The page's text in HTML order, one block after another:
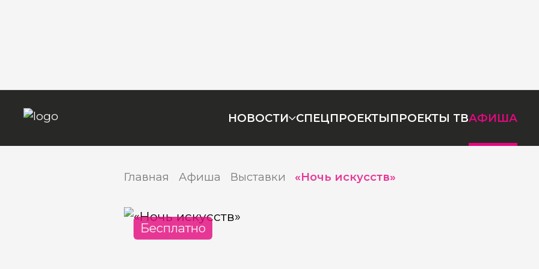
НОВОСТИ СПЕЦПРОЕКТЫПРОЕКТЫ ТВАФИША
Главная Афиша Выставки «Ночь искусств»
Бесплатно